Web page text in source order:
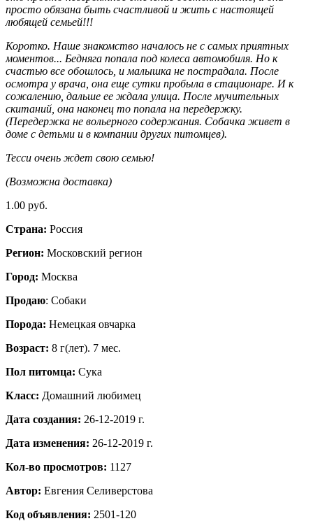
просто обязана быть счастливой и жить с настоящей
любящей семьей!!!
Коротко. Наше знакомство началось не с самых приятных
моментов... Бедняга попала под колеса автомобиля. Но к
счастью все обошлось, и малышка не пострадала. После
осмотра у врача, она еще сутки пробыла в стационаре. И к
сожалению, дальше ее ждала улица. После мучительных
скитаний, она наконец то попала на передержку.
(Передержка не вольерного содержания. Собачка живет в
доме с детьми и в компании других питомцев).
Тесси очень ждет свою семью!
(Возможна доставка)
1.00 руб.
Страна: Россия
Регион: Московский регион
Город: Москва
Продаю: Собаки
Порода: Немецкая овчарка
Возраст: 8 г(лет). 7 мес.
Пол питомца: Сука
Класс: Домашний любимец
Дата создания: 26-12-2019 г.
Дата изменения: 26-12-2019 г.
Кол-во просмотров: 1127
Автор: Евгения Селиверстова
Код объявления: 2501-120